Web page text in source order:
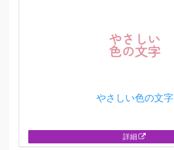
やさしい色の文字
詳細